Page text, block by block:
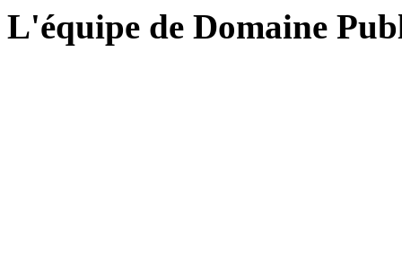
L'équipe de Domaine